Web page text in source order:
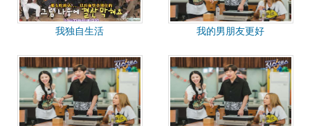
我独自生活 我的男朋友更好